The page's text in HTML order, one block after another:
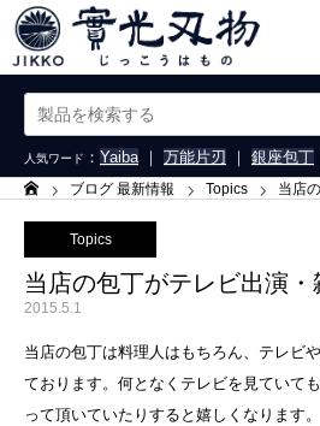
人気ワード ： Yaiba｜ 万能片刃 ｜ 銀座包丁
ーム ブログ 最新情報 Topics 当店
Topics
当店の包丁がテレビ出演・
2015.5.1
当店の包丁は料理人はもちろん、テレビ
ております。何となくテレビを見ていて
って頂いていたりすると嬉しくなります。